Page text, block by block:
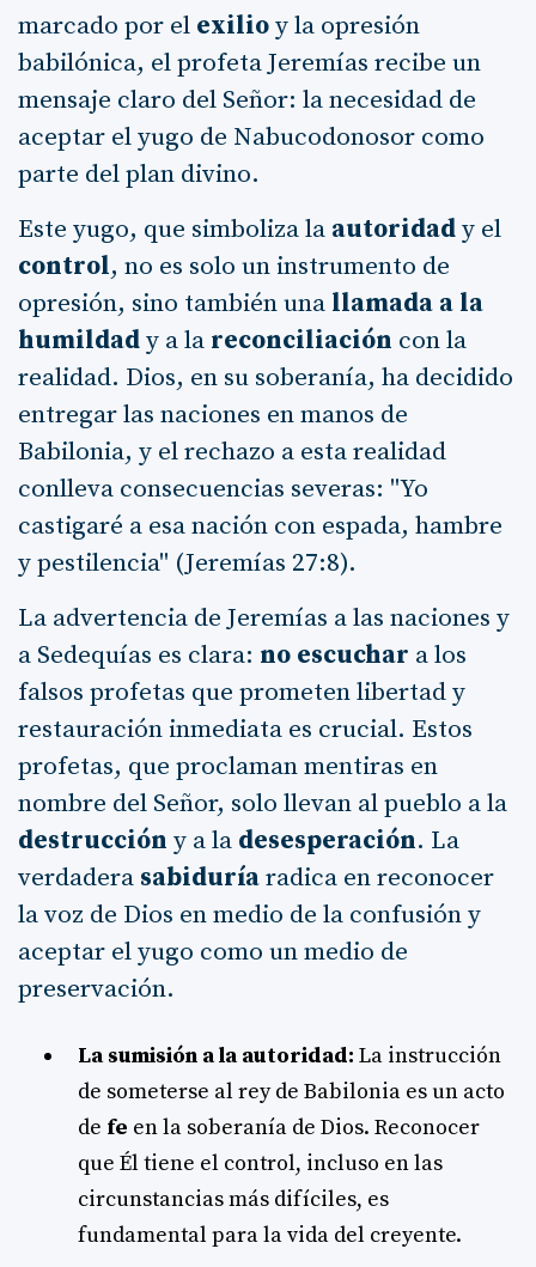
marcado por el exilioy la opresión
babilónica, el profeta Jeremías recibe un
mensaje claro del Señor: la necesidad de
aceptar el yugo de Nabucodonosor como
parte del plan divino.
Este yugo, que simboliza la autoridady el
control, no es solo un instrumento de
opresión, sino también una llamada a la
humildady a la reconciliación con la
realidad. Dios, en su soberanía, ha decidido
entregar las naciones en manos de
Babilonia, y el rechazo a esta realidad
conlleva consecuencias severas: "Yo
castigaré a esa nación con espada, hambre
y pestilencia" (Jeremías 27:8).
La advertencia de Jeremías a las naciones y
a Sedequías es clara: no escuchar a los
falsos profetas que prometen libertad y
restauración inmediata es crucial. Estos
profetas, que proclaman mentiras en
nombre del Señor, solo llevan al pueblo a la
destrucción y a la desesperación. La
verdadera sabiduríaradica en reconocer
la voz de Dios en medio de la confusión y
aceptar el yugo como un medio de
preservación.
La sumisión a la autoridad: La instrucción
de someterse al rey de Babilonia es un acto
de fe en la soberanía de Dios. Reconocer
que Él tiene el control, incluso en las
circunstancias más difíciles, es
fundamental para la vida del creyente.